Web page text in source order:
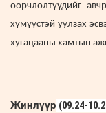
өөрчлөлтүүдийг
хүмүүстэй уулзах
хугацааны хамтын
Жинлүүр (09.24-